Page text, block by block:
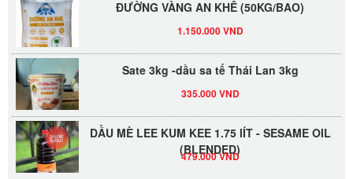
Sate 3kg -dầu sa tế Thái Lan 3kg
DẦU MÈ LEE KUM KEE 1.75 lÍT - SESAME OIL
(BLENDED)
479.000 VND